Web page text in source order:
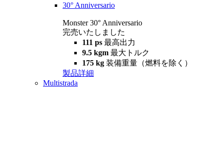
30° Anniversario
Monster 30° Anniversario
完売いたしました
111 ps 最高出力
9.5 kgm 最大トルク
175 kg 装備重量（燃料を除く）
製品詳細
Multistrada